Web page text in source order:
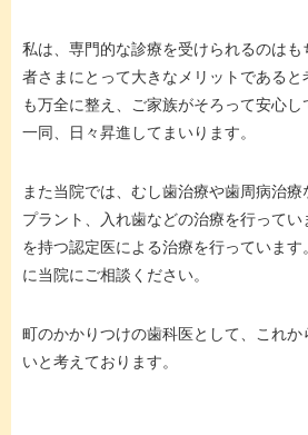
私は、専門的な診療を受けられるのは
者さまにとって大きなメリットである
も万全に整え、ご家族がそろって安心
一同、日々昇進してまいります。
また当院では、むし歯治療や歯周病治
プラント、入れ歯などの治療を行って
を持つ認定医による治療を行っていま
に当院にご相談ください。
町のかかりつけの歯科医として、これ
いと考えております。